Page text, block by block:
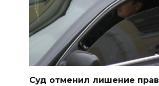
Суд отменил лишение прав